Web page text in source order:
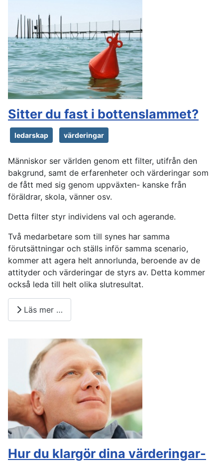
Sitter du fast i bottenslammet?
ledarskap värderingar
Människor ser världen genom ett filter, utifrån den
bakgrund, samt de erfarenheter och värderingar som
de fått med sig genom uppväxten- kanske från
föräldrar, skola, vänner osv.
Detta filter styr individens val och agerande.
Två medarbetare som till synes har samma
förutsättningar och ställs inför samma scenario,
kommer att agera helt annorlunda, beroende av de
attityder och värderingar de styrs av. Detta kommer
också leda till helt olika slutresultat.
Läs mer …
Hur du klargör dina värderingar-